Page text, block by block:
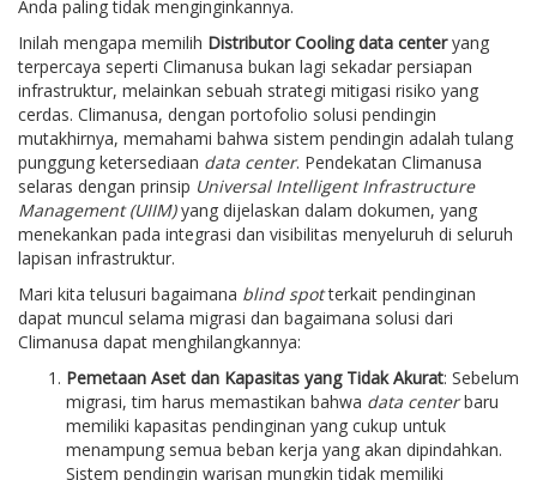
Anda paling tidak menginginkannya.
Inilah mengapa memilih Distributor Cooling data centeryang
terpercaya seperti Climanusa bukan lagi sekadar persiapan
infrastruktur, melainkan sebuah strategi mitigasi risiko yang
cerdas. Climanusa, dengan portofolio solusi pendingin
mutakhirnya, memahami bahwa sistem pendingin adalah tulang
punggung ketersediaan data center. Pendekatan Climanusa
selaras dengan prinsip Universal Intelligent Infrastructure
Management (UIIM)yang dijelaskan dalam dokumen, yang
menekankan pada integrasi dan visibilitas menyeluruh di seluruh
lapisan infrastruktur.
Mari kita telusuri bagaimana blind spotterkait pendinginan
dapat muncul selama migrasi dan bagaimana solusi dari
Climanusa dapat menghilangkannya:
Pemetaan Aset dan Kapasitas yang Tidak Akurat: Sebelum
migrasi, tim harus memastikan bahwa data centerbaru
memiliki kapasitas pendinginan yang cukup untuk
menampung semua beban kerja yang akan dipindahkan.
Sistem pendingin warisan mungkin tidak memiliki